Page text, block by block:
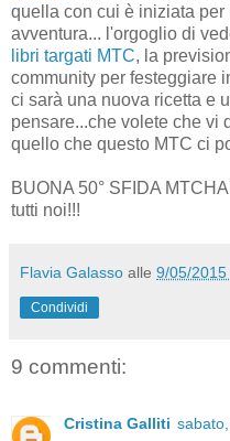
quella con cui è iniziata
avventura... l'orgoglio di
libri targati MTC, la
community per festeggiare
ci sarà una nuova ricetta e
pensare...che volete che vi
quello che questo MTC ci
BUONA 50° SFIDA
tutti noi!!!
Flavia Galasso alle 9/05/2015
Condividi
9 commenti:
Cristina Galliti